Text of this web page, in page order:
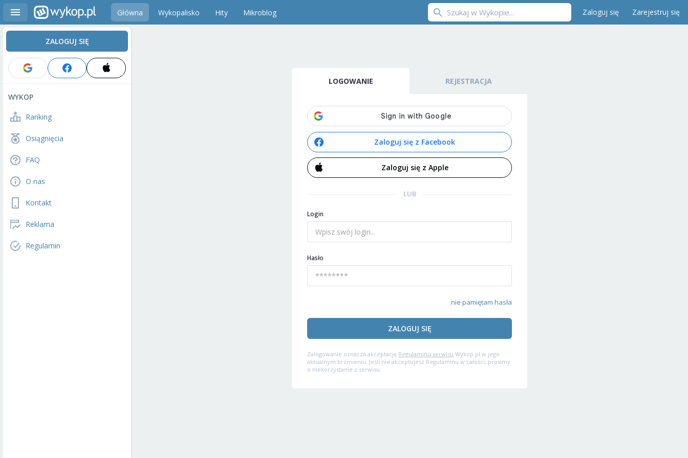
Główna Wykopalisko Hity Mikroblog Zaloguj się Zarejestruj się
ZALOGUJ SIĘ
WYKOP
Ranking
Osiągnięcia
FAQ
O nas
Kontakt
Reklama
Regulamin
LOGOWANIE REJESTRACJA
Zaloguj się z Facebook
Zaloguj się z Apple
LUB
Login
Hasło
nie pamiętam hasła
ZALOGUJ SIĘ
Zalogowanie oznacza akceptację Regulaminu serwisu Wykop.pl w jego
aktualnym brzmieniu. Jeśli nie akceptujesz Regulaminu w całości, prosimy
o niekorzystanie z serwisu.